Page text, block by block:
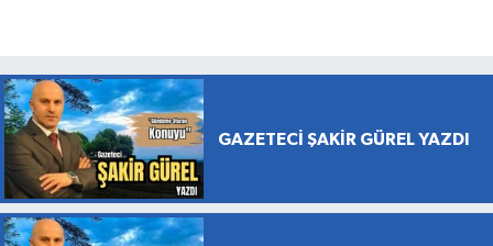
GAZETECİ ŞAKİR GÜREL YAZDI